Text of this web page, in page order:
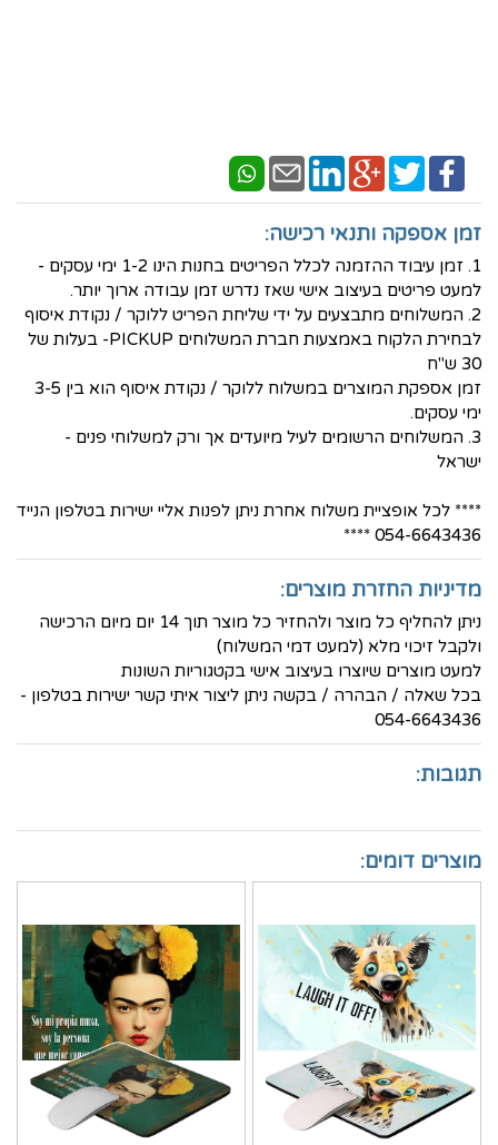
זמן אספקה ותנאי רכישה:
1. זמן עיבוד ההזמנה לכלל הפריטים בחנות הינו 1-2 ימי עסקים -
למעט פריטים בעיצוב אישי שאז נדרש זמן עבודה ארוך יותר.
2. המשלוחים מתבצעים על ידי שליחת הפריט ללוקר / נקודת איסוף
לבחירת הלקוח באמצעות חברת המשלוחים PICKUP- בעלות של
30 ש"ח
זמן אספקת המוצרים במשלוח ללוקר / נקודת איסוף הוא בין 3-5
ימי עסקים.
3. המשלוחים הרשומים לעיל מיועדים אך ורק למשלוחי פנים -
ישראל
**** לכל אופציית משלוח אחרת ניתן לפנות אליי ישירות בטלפון הנייד
054-6643436 ****
מדיניות החזרת מוצרים:
ניתן להחליף כל מוצר ולהחזיר כל מוצר תוך 14 יום מיום הרכישה
ולקבל זיכוי מלא (למעט דמי המשלוח)
למעט מוצרים שיוצרו בעיצוב אישי בקטגוריות השונות
בכל שאלה / הבהרה / בקשה ניתן ליצור איתי קשר ישירות בטלפון -
054-6643436
תגובות:
מוצרים דומים: